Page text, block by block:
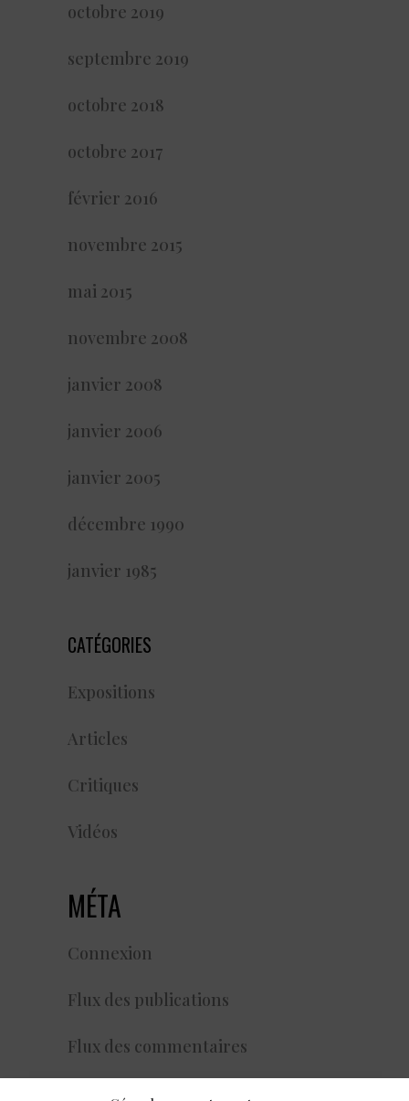
octobre 2019
septembre 2019
octobre 2018
octobre 2017
février 2016
novembre 2015
mai 2015
novembre 2008
janvier 2008
janvier 2006
janvier 2005
décembre 1990
janvier 1985
CATÉGORIES
Expositions
Articles
Critiques
Vidéos
MÉTA
Connexion
Flux des publications
Flux des commentaires
Site de WordPress-FR